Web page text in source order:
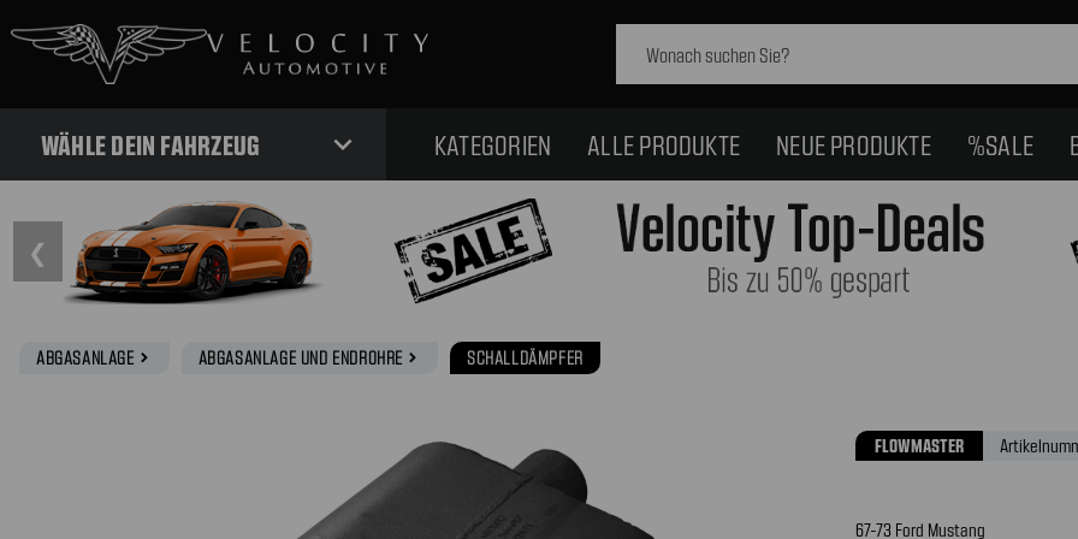
WÄHLE DEIN FAHRZEUG expand_more KATEGORIEN ALLE PRODUKTE NEUE PRODUKTE %SALE
❮
ABGASANLAGE navigate_next ABGASANLAGE UND ENDROHRE navigate_next SCHALLDÄMPFER
FLOWMASTER
67-73 Ford Mustang